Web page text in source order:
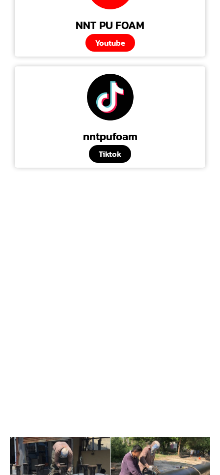
NNT PU FOAM
Youtube
nntpufoam
Tiktok